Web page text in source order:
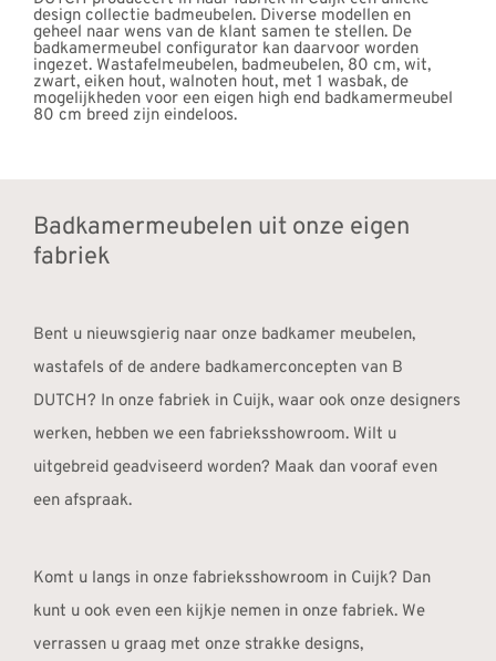
Badkamermeubelen uit onze eigen
fabriek
Bent u nieuwsgierig naar onze badkamer meubelen,
wastafels of de andere badkamerconcepten van B
DUTCH? In onze fabriek in Cuijk, waar ook onze designers
werken, hebben we een fabrieksshowroom. Wilt u
uitgebreid geadviseerd worden? Maak dan vooraf even
een afspraak.
Komt u langs in onze fabrieksshowroom in Cuijk? Dan
kunt u ook even een kijkje nemen in onze fabriek. We
verrassen u graag met onze strakke designs,